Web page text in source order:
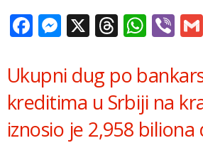
Facebook
Messenger
X Threads
Ukupni dug po
kreditima u Srbiji na
iznosio je 2,958 biliona